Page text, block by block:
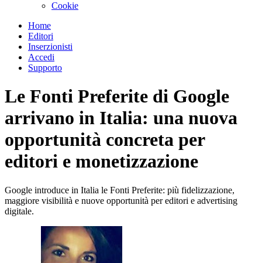
Cookie
Home
Editori
Inserzionisti
Accedi
Supporto
Le Fonti Preferite di Google
arrivano in Italia: una nuova
opportunità concreta per
editori e monetizzazione
Google introduce in Italia le Fonti Preferite: più fidelizzazione,
maggiore visibilità e nuove opportunità per editori e advertising
digitale.